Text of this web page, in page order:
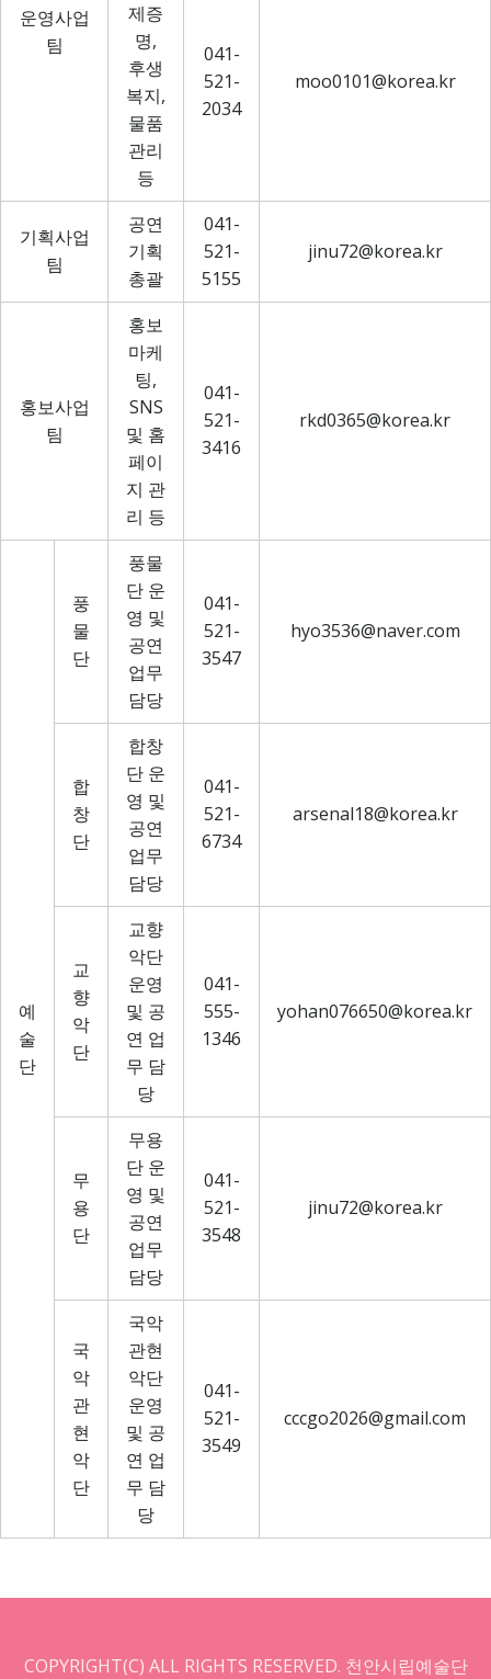
운영사업
팀
제증
명,
후생
복지,
물품
관리
등
041-
521-
2034
moo0101@korea.kr
기획사업
팀
공연
기획
총괄
041-
521-
5155
jinu72@korea.kr
홍보사업
팀
홍보
마케
팅,
SNS
및 홈
페이
지 관
리 등
041-
521-
3416
rkd0365@korea.kr
예
술
단
풍
물
단
풍물
단 운
영 및
공연
업무
담당
041-
521-
3547
hyo3536@naver.com
합
창
단
합창
단 운
영 및
공연
업무
담당
041-
521-
6734
arsenal18@korea.kr
교
향
악
단
교향
악단
운영
및 공
연 업
무 담
당
041-
555-
1346
yohan076650@korea.kr
무
용
단
무용
단 운
영 및
공연
업무
담당
041-
521-
3548
jinu72@korea.kr
국
악
관
현
악
단
국악
관현
악단
운영
및 공
연 업
무 담
당
041-
521-
3549
cccgo2026@gmail.com
COPYRIGHT(C) ALL RIGHTS RESERVED. 천안시립예술단